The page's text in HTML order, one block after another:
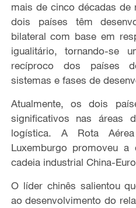
mais de cinco décadas de
dois países têm
bilateral com base em
igualitário, tornando-se
recíproco dos países
sistemas e fases de
Atualmente, os dois
significativos nas áreas
logística. A Rota
Luxemburgo promoveu
cadeia industrial China-
O líder chinês salientou
ao desenvolvimento do